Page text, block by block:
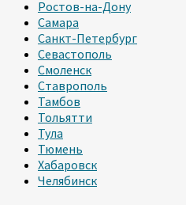
Ростов-на-Дону
Самара
Санкт-Петербург
Севастополь
Смоленск
Ставрополь
Тамбов
Тольятти
Тула
Тюмень
Хабаровск
Челябинск